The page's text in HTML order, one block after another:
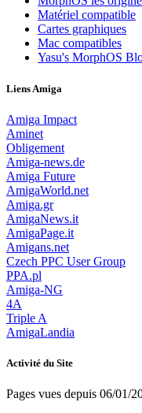
Matériel compatible
Cartes graphiques
Mac compatibles
Yasu's MorphOS
Liens Amiga
Amiga Impact
Aminet
Obligement
Amiga-news.de
Amiga Future
AmigaWorld.net
Amiga.gr
AmigaNews.it
AmigaPage.it
Amigans.net
Czech PPC User Group
PPA.pl
Amiga-NG
4A
Triple A
AmigaLandia
Activité du Site
Pages vues depuis 06/01/